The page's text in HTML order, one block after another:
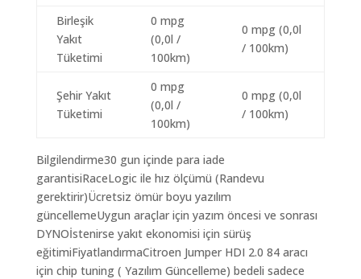
Birleşik
Yakıt
Tüketimi
0 mpg
(0,0l /
100km)
0 mpg (0,0l
/ 100km)
Şehir Yakıt
Tüketimi
0 mpg
(0,0l /
100km)
0 mpg (0,0l
/ 100km)
Bilgilendirme30 gun içinde para iade
garantisiRaceLogic ile hız ölçümü (Randevu
gerektirir)Ücretsiz ömür boyu yazılım
güncellemeUygun araçlar için yazım öncesi ve sonrası
DYNOİstenirse yakıt ekonomisi için sürüş
eğitimiFiyatlandırmaCitroen Jumper HDI 2.0 84 aracı
için chip tuning ( Yazılım Güncelleme) bedeli sadece